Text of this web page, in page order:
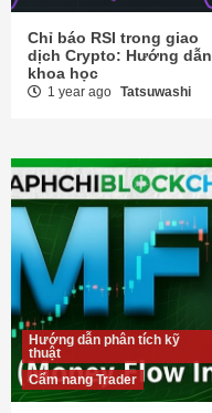
Chỉ báo RSI trong giao
dịch Crypto: Hướng dẫn
khoa học
1 year ago Tatsuwashi
Hướng dẫn phân tích kỹ
thuật
Cẩm nang Trader